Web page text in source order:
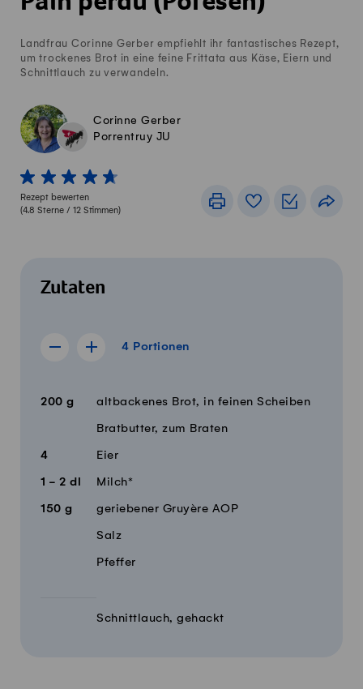
Landfrau Corinne Gerber empfiehlt ihr fantastisches Rezept,
um trockenes Brot in eine feine Frittata aus Käse, Eiern und
Schnittlauch zu verwandeln.
Corinne Gerber
Porrentruy JU
1 von 5 Sterne
2 von 5 Sterne
3 von 5 Sterne
4 von 5 Sterne
5 von 5 Sterne
Rezept bewerten
(4.8 Sterne / 12 Stimmen)
DruckenRezeptbuch
Zutaten
4 Portionen
Rezept für 3 Portionen anzeigen
Rezept für 5 Portionen anzeigen
4 Portionen
Menge Zutaten
200 g altbackenes Brot, in feinen Scheiben
Bratbutter, zum Braten
4 Eier
1 - 2 dl Milch*
150 g geriebener Gruyère AOP
Salz
Pfeffer
Schnittlauch, gehackt